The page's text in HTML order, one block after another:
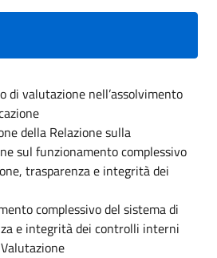
di valutazione nell’assolvimento
della Relazione sulla
sul funzionamento complessivo
trasparenza e integrità dei
complessivo del sistema di
e integrità dei controlli interni